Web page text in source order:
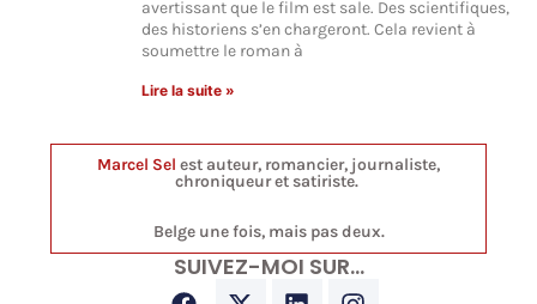
avertissant que le film est sale. Des scientifiques,
des historiens s’en chargeront. Cela revient à
soumettre le roman à
Lire la suite »
Marcel Sel est auteur, romancier, journaliste,
chroniqueur et satiriste.
Belge une fois, mais pas deux.
SUIVEZ-MOI SUR…